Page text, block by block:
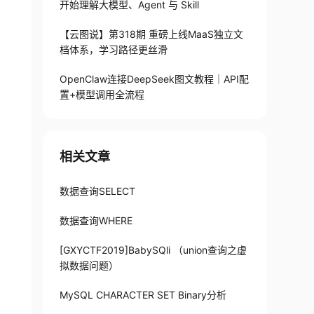
开始理解大模型、Agent 与 Skill
【云图说】第318期 重磅上线MaaS独立文
档体系，学习路径更丝滑
OpenClaw连接DeepSeek图文教程｜API配
置+模型调用全流程
相关文章
数据查询SELECT
数据查询WHERE
[GXYCTF2019]BabySQli （union查询之虚
拟数据问题）
MySQL CHARACTER SET Binary分析